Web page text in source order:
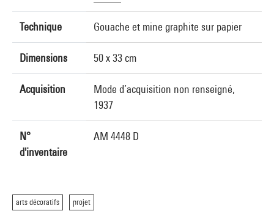
Technique Gouache et mine graphite sur papier
Dimensions 50 x 33 cm
Acquisition
Mode d’acquisition non renseigné,
1937
N°
d'inventaire
AM 4448 D
arts décoratifs projet